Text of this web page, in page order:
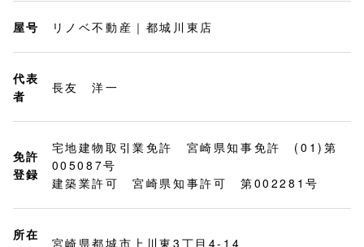
屋号 リノベ不動産｜都城川東店
代表
者
長友 洋一
免許
登録
宅地建物取引業免許 宮崎県知事免許 (01)第
005087号
建築業許可 宮崎県知事許可 第002281号
所在
宮崎県都城市上川東3丁目4-14